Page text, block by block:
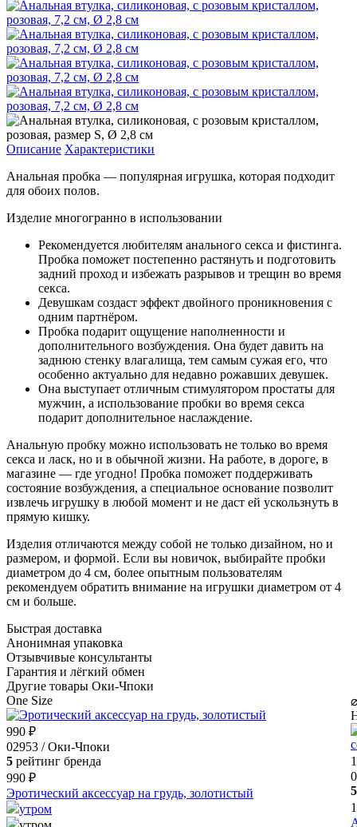
Описание Характеристики
Анальная пробка — популярная игрушка, которая подходит
для обоих полов.
Изделие многогранно в использовании
Рекомендуется любителям анального секса и фистинга.
Пробка поможет постепенно растянуть и подготовить
задний проход и избежать разрывов и трещин во время
секса.
Девушкам создаст эффект двойного проникновения с
одним партнёром.
Пробка подарит ощущение наполненности и
дополнительного возбуждения. Она будет давить на
заднюю стенку влагалища, тем самым сужая его, что
особенно актуально для недавно рожавших девушек.
Она выступает отличным стимулятором простаты для
мужчин, а использование пробки во время секса
подарит дополнительное наслаждение.
Анальную пробку можно использовать не только во время
секса и ласк, но и в обычной жизни. На работе, в дороге, в
магазине — где угодно! Пробка поможет поддерживать
состояние возбуждения, а специальное основание позволит
извлечь игрушку в любой момент и не даст ей ускользнуть в
прямую кишку.
Изделия отличаются между собой не только дизайном, но и
размером, и формой. Если вы новичок, выбирайте пробки
диаметром до 4 см, более опытным пользователям
рекомендуем обратить внимание на игрушки диаметром от 4
см и больше.
Быстрая доставка
Анонимная упаковка
Отзывчивые консультанты
Гарантия и лёгкий обмен
Другие товары Оки-Чпоки
One Size
990 ₽
02953 / Оки-Чпоки
5 рейтинг бренда
990 ₽
Эротический аксессуар на грудь, золотистый
утром
5